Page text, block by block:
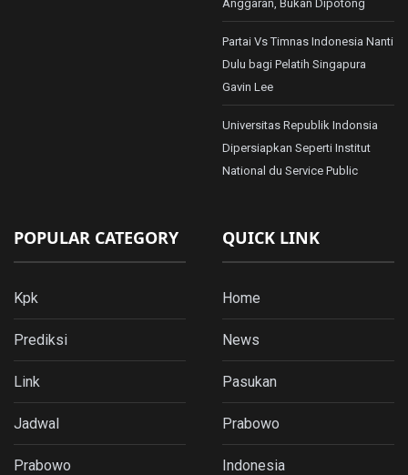
Anggaran, Bukan Dipotong
Partai Vs Timnas Indonesia Nanti
Dulu bagi Pelatih Singapura
Gavin Lee
Universitas Republik Indonsia
Dipersiapkan Seperti Institut
National du Service Public
POPULAR CATEGORY
Kpk
Prediksi
Link
Jadwal
Prabowo
QUICK LINK
Home
News
Pasukan
Prabowo
Indonesia